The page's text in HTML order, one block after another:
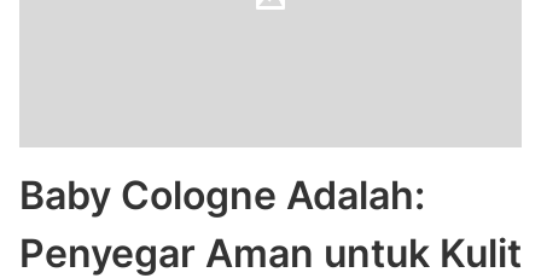
Baby Cologne Adalah:
Penyegar Aman untuk Kulit